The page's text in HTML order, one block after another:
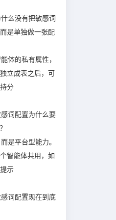
么没有把敏感词
是单独做一张配
体的私有属性，
立成表之后，可
分
词配置为什么要
是平台型能力。
智能体共用，如
示
词配置现在到底